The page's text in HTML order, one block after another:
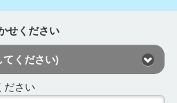
せください
てください)
ださい